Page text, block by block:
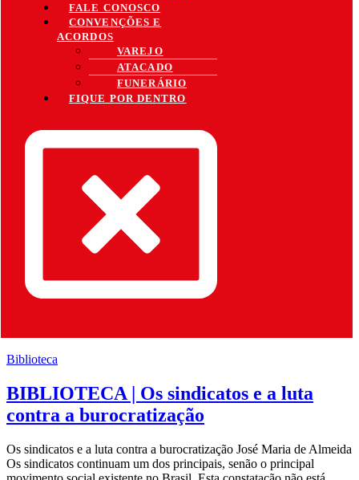
FALE CONOSCO
CONVENÇÕES E
ACORDOS
VAREJO
ATACADO
FUNERÁRIO
FIQUE POR DENTRO
Biblioteca
BIBLIOTECA | Os sindicatos e a luta
contra a burocratização
Os sindicatos e a luta contra a burocratização José Maria de Almeida
Os sindicatos continuam um dos principais, senão o principal